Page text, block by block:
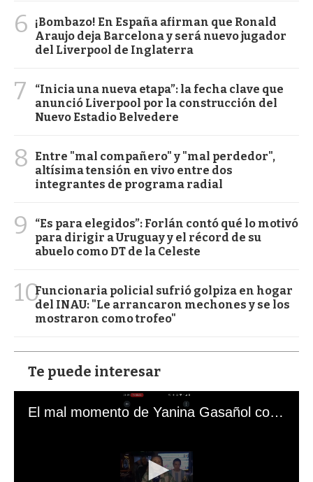
6
¡Bombazo! En España afirman que Ronald
Araujo deja Barcelona y será nuevo jugador
del Liverpool de Inglaterra
7
“Inicia una nueva etapa”: la fecha clave que
anunció Liverpool por la construcción del
Nuevo Estadio Belvedere
8
Entre "mal compañero" y "mal perdedor",
altísima tensión en vivo entre dos
integrantes de programa radial
9
“Es para elegidos”: Forlán contó qué lo motivó
para dirigir a Uruguay y el récord de su
abuelo como DT de la Celeste
10Funcionaria policial sufrió golpiza en hogar
del INAU: "Le arrancaron mechones y se los
mostraron como trofeo"
Te puede interesar
El mal momento de Yanina Gasañol con un hincha argentino en "Subrayado"